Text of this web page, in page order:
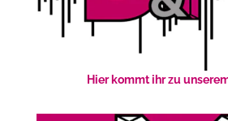
Hier kommt ihr zu